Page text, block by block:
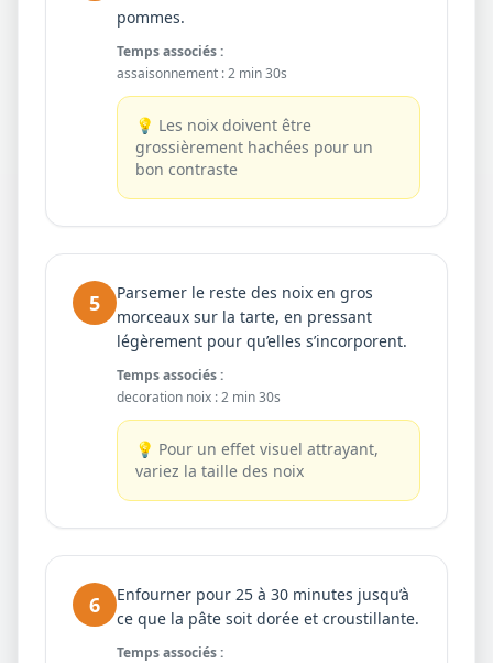
pommes.
Temps associés :
assaisonnement :2 min 30s
💡 Les noix doivent être
grossièrement hachées pour un
bon contraste
5
Parsemer le reste des noix en gros
morceaux sur la tarte, en pressant
légèrement pour qu’elles s’incorporent.
Temps associés :
decoration noix :2 min 30s
💡 Pour un effet visuel attrayant,
variez la taille des noix
6
Enfourner pour 25 à 30 minutes jusqu’à
ce que la pâte soit dorée et croustillante.
Temps associés :